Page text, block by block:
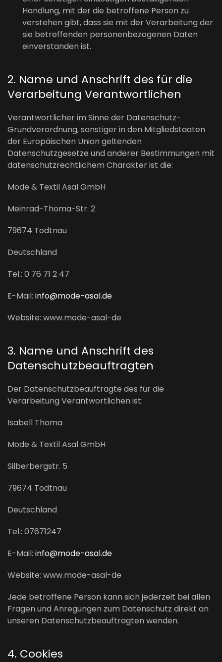
Handlung, mit der die betroffene Person zu
verstehen gibt, dass sie mit der Verarbeitung der
sie betreffenden personenbezogenen Daten
einverstanden ist.
2. Name und Anschrift des für die
Verarbeitung Verantwortlichen
Verantwortlicher im Sinne der Datenschutz-
Grundverordnung, sonstiger in den Mitgliedstaaten
der Europäischen Union geltenden
Datenschutzgesetze und anderer Bestimmungen mit
datenschutzrechtlichem Charakter ist die:
Mode & Textil Asal GmbH
Meinrad-Thoma-Str. 2
79674 Todtnau
Deutschland
Tel.: 0 76 71 2 47
E-Mail: info@mode-asal.de
Website: www.mode-asal-de
3. Name und Anschrift des
Datenschutzbeauftragten
Der Datenschutzbeauftragte des für die
Verarbeitung Verantwortlichen ist:
Isabell Thoma
Mode & Textil Asal GmbH
Silberbergstr. 5
79674 Todtnau
Deutschland
Tel.: 07671247
E-Mail: info@mode-asal.de
Website: www.mode-asal-de
Jede betroffene Person kann sich jederzeit bei allen
Fragen und Anregungen zum Datenschutz direkt an
unseren Datenschutzbeauftragten wenden.
4. Cookies